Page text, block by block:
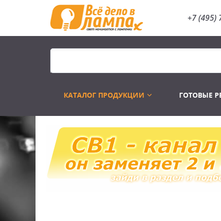
+7 (495)
КАТАЛОГ ПРОДУКЦИИ
Распродажа
ГОТОВЫЕ